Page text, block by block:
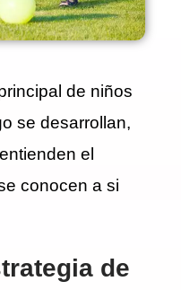
de niños
se desarrollan,
el
conocen a si
de